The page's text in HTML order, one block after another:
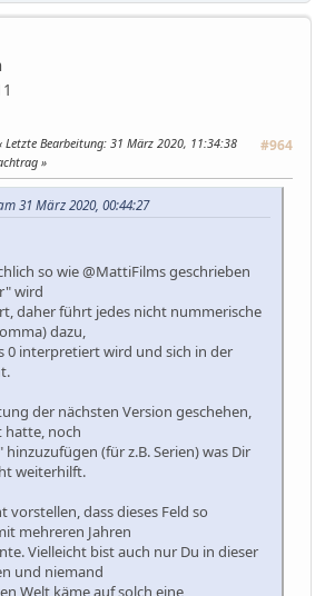
#964
Letzte Bearbeitung: 31 März 2020, 11:34:38
31 März 2020, 00:44:27
so wie @MattiFilms geschrieben
wird
daher führt jedes nicht nummerische
dazu,
0 interpretiert wird und sich in der
der nächsten Version geschehen,
hatte, noch
hinzuzufügen (für z.B. Serien) was Dir
weiterhilft.
dass dieses Feld so
mehreren Jahren
Vielleicht bist auch nur Du in dieser
und niemand
Welt käme auf solch eine